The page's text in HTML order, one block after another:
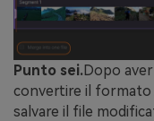
Punto sei.Dopo
convertire il formato
salvare il file